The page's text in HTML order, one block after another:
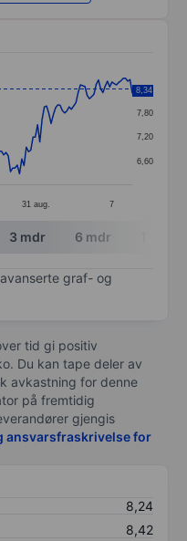
categories.
values. Data
31 aug. 7
6,60
7,20
7,80
8,40
8,34
3 mdr 6 mdr
graf- og
tid gi positiv
Du kan tape deler av
avkastning for denne
på fremtidig
gjengis
ansvarsfraskrivelse for
8,24
8,42